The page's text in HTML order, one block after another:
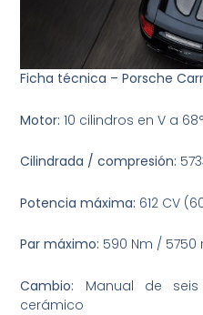
Ficha técnica – Porsche
Motor:10 cilindros en V a
Cilindrada / compresión:
Potencia máxima: 612 CV
Par máximo: 590 Nm / 5750
Cambio: Manual de
cerámico